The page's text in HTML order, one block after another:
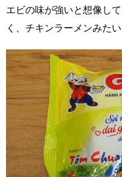
エビの味が強いと想像し
く、チキンラーメンみたい